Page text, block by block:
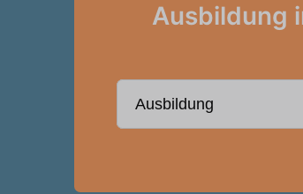
Ausbildung